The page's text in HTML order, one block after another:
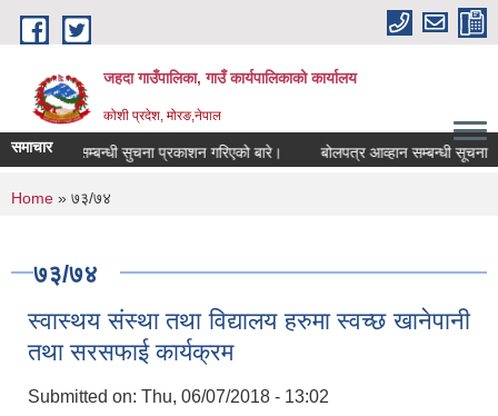
Skip to main content
जहदा गाउँपालिका, गाउँ कार्यपालिकाको कार्यालय
कोशी प्रदेश, मोरङ,नेपाल
समाचारभुमि सम्बन्धी सुचना प्रकाशन गरिएको बारे। बोलपत्र आव्हान सम्बन्धी सूचना
You are here
Home » ७३/७४
७३/७४
स्वास्थय संस्था तथा विद्यालय हरुमा स्वच्छ खानेपानी
तथा सरसफाई कार्यक्रम
Submitted on: Thu, 06/07/2018 - 13:02